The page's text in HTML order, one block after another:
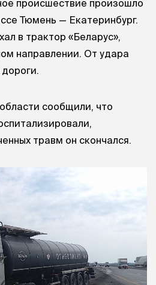
происшествие произошло
Тюмень — Екатеринбург.
в трактор «Беларус»,
направлении. От удара
сообщили, что
травм он скончался.